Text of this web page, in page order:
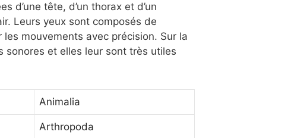
d’une tête, d’un thorax et d’un
Leurs yeux sont composés de
mouvements avec précision. Sur la
et elles leur sont très utiles
Animalia
Arthropoda